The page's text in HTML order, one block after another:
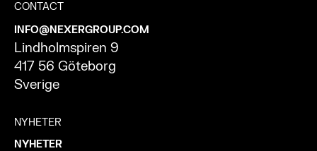
CONTACT
INFO@NEXERGROUP.COM
Lindholmspiren 9
417 56 Göteborg
Sverige
NYHETER
NYHETER